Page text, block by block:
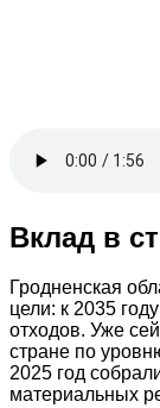
Вклад в
Гродненская
цели: к 2035
отходов. Уже
стране по
2025 год
материальных